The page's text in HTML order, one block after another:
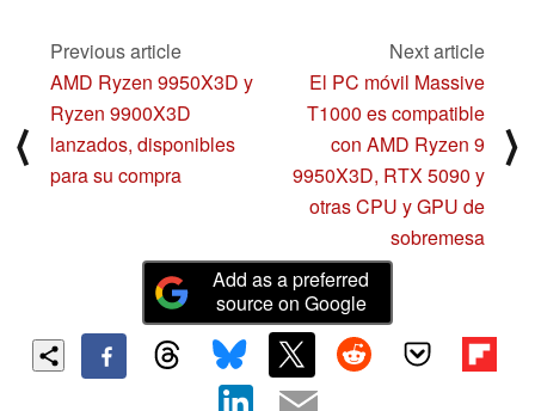
⟨
Previous article
AMD Ryzen 9950X3D y
Ryzen 9900X3D
lanzados, disponibles
para su compra
Next article
El PC móvil Massive
T1000 es compatible
con AMD Ryzen 9
9950X3D, RTX 5090 y
otras CPU y GPU de
sobremesa
⟩
Add as a preferred
source on Google